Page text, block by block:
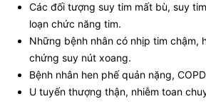
Các đối tượng suy tim mất bù, suy
loạn chức năng tim.
Những bệnh nhân có nhịp tim chậm,
chứng suy nút xoang.
Bệnh nhân hen phế quản nặng,
U tuyến thượng thận, nhiễm toan